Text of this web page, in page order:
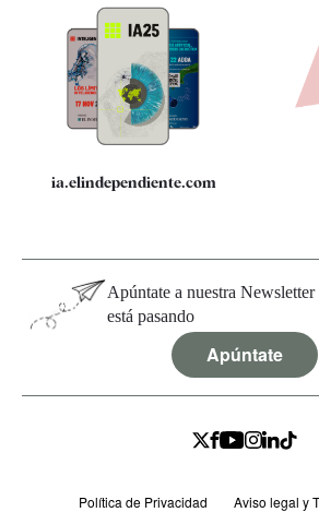
Quiénes somos
Especificaciones
ia.elindependiente.com
Apúntate a nuestra
está pasando
Apúntate
Política de Privacidad
Aviso legal y